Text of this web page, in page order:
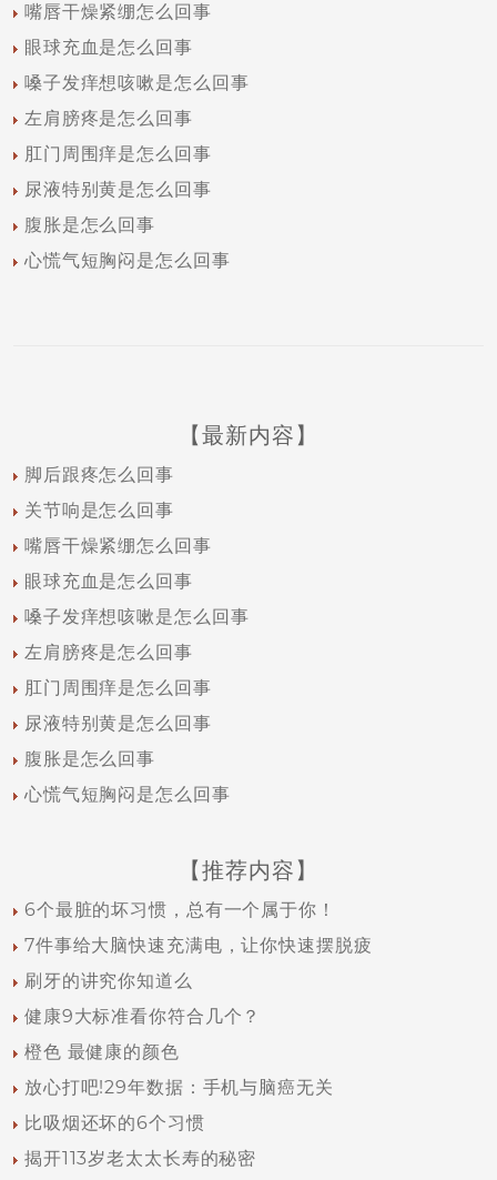
嘴唇干燥紧绷怎么回事
眼球充血是怎么回事
嗓子发痒想咳嗽是怎么回事
左肩膀疼是怎么回事
肛门周围痒是怎么回事
尿液特别黄是怎么回事
腹胀是怎么回事
心慌气短胸闷是怎么回事
【最新内容】
脚后跟疼怎么回事
关节响是怎么回事
嘴唇干燥紧绷怎么回事
眼球充血是怎么回事
嗓子发痒想咳嗽是怎么回事
左肩膀疼是怎么回事
肛门周围痒是怎么回事
尿液特别黄是怎么回事
腹胀是怎么回事
心慌气短胸闷是怎么回事
【推荐内容】
6个最脏的坏习惯，总有一个属于你！
7件事给大脑快速充满电，让你快速摆脱疲
刷牙的讲究你知道么
健康9大标准看你符合几个？
橙色 最健康的颜色
放心打吧!29年数据：手机与脑癌无关
比吸烟还坏的6个习惯
揭开113岁老太太长寿的秘密